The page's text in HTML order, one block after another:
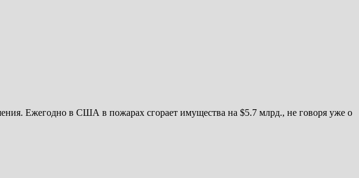
Ежегодно в США в пожарах сгорает имущества на $5.7 млрд., не говоря уже о